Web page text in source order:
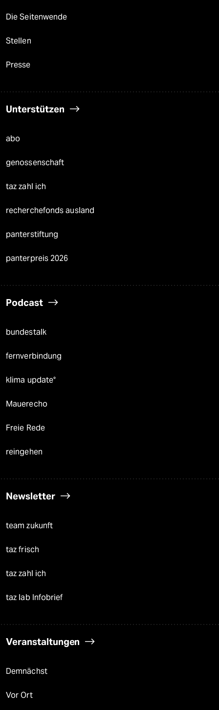
Die Seitenwende
Stellen
Presse
Unterstützen
abo
genossenschaft
taz zahl ich
recherchefonds ausland
panterstiftung
panterpreis 2026
Podcast
bundestalk
fernverbindung
klima update°
Mauerecho
Freie Rede
reingehen
Newsletter
team zukunft
taz frisch
taz zahl ich
taz lab Infobrief
Veranstaltungen
Demnächst
Vor Ort